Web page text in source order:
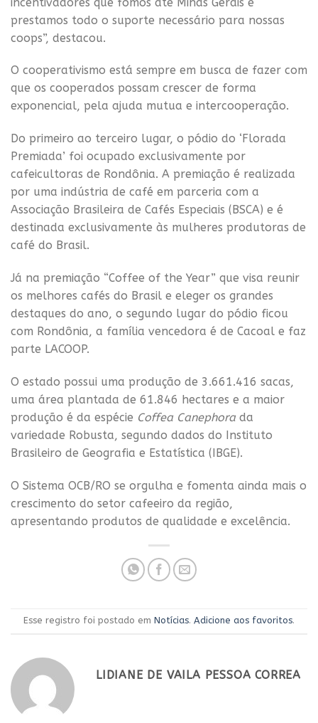
prestamos todo o suporte necessário para nossas
coops”, destacou.
O cooperativismo está sempre em busca de fazer com
que os cooperados possam crescer de forma
exponencial, pela ajuda mutua e intercooperação.
Do primeiro ao terceiro lugar, o pódio do ‘Florada
Premiada’ foi ocupado exclusivamente por
cafeicultoras de Rondônia. A premiação é realizada
por uma indústria de café em parceria com a
Associação Brasileira de Cafés Especiais (BSCA) e é
destinada exclusivamente às mulheres produtoras de
café do Brasil.
Já na premiação “Coffee of the Year” que visa reunir
os melhores cafés do Brasil e eleger os grandes
destaques do ano, o segundo lugar do pódio ficou
com Rondônia, a família vencedora é de Cacoal e faz
parte LACOOP.
O estado possui uma produção de 3.661.416 sacas,
uma área plantada de 61.846 hectares e a maior
produção é da espécie Coffea Canephora da
variedade Robusta, segundo dados do Instituto
Brasileiro de Geografia e Estatística (IBGE).
O Sistema OCB/RO se orgulha e fomenta ainda mais o
crescimento do setor cafeeiro da região,
apresentando produtos de qualidade e excelência.
Esse registro foi postado em Notícias. Adicione aos favoritos.
LIDIANE DE VAILA PESSOA CORREA